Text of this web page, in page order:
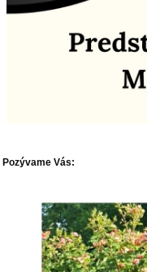
Pozývame Vás: